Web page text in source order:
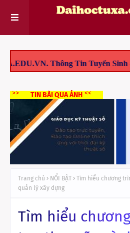
Tin Tuyển Sinh - Đào Tạo
>> TIN BÀI QUA ẢNH <<
Trang chủ NỔI BẬT
Tìm hiểu chương
quản lý xây dựng
Tìm hiểu